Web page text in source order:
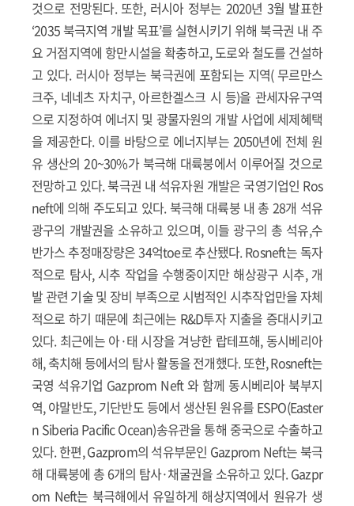
것으로 전망된다. 또한, 러시아 정부는 2020년 3월 발표한
‘2035 북극지역 개발 목표’를 실현시키기 위해 북극권 내 주
요 거점지역에 항만시설을 확충하고, 도로와 철도를 건설하
고 있다. 러시아 정부는 북극권에 포함되는 지역( 무르만스
크주, 네네츠 자치구, 아르한겔스크 시 등)을 관세자유구역
으로 지정하여 에너지 및 광물자원의 개발 사업에 세제혜택
을 제공한다. 이를 바탕으로 에너지부는 2050년에 전체 원
유 생산의 20~30%가 북극해 대륙붕에서 이루어질 것으로
전망하고 있다. 북극권 내 석유자원 개발은 국영기업인 Ros
neft에 의해 주도되고 있다. 북극해 대륙붕 내 총 28개 석유
광구의 개발권을 소유하고 있으며, 이들 광구의 총 석유,수
반가스 추정매장량은 34억toe로 추산됐다. Rosneft는 독자
적으로 탐사, 시추 작업을 수행중이지만 해상광구 시추, 개
발 관련 기술 및 장비 부족으로 시범적인 시추작업만을 자체
적으로 하기 때문에 최근에는 R&D투자 지출을 증대시키고
있다. 최근에는 아·태 시장을 겨냥한 랍테프해, 동시베리아
해, 축치해 등에서의 탐사 활동을 전개했다. 또한, Rosneft는
국영 석유기업 Gazprom Neft 와 함께 동시베리아 북부지
역, 야말반도, 기단반도 등에서 생산된 원유를 ESPO(Easter
n Siberia Pacific Ocean)송유관을 통해 중국으로 수출하고
있다. 한편, Gazprom의 석유부문인 Gazprom Neft는 북극
해 대륙붕에 총 6개의 탐사·채굴권을 소유하고 있다. Gazpr
om Neft는 북극해에서 유일하게 해상지역에서 원유가 생